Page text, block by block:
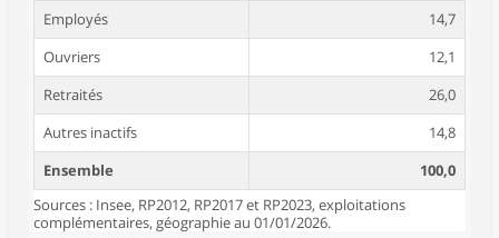
Employés
14,7
Ouvriers
12,1
Retraités
26,0
Autres inactifs
14,8
Ensemble
100,0
Sources : Insee, RP2012, RP2017 et RP2023, exploitations
complémentaires, géographie au 01/01/2026.